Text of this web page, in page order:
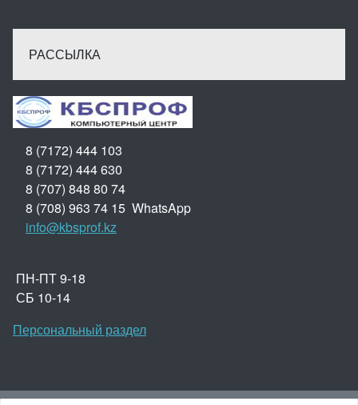
РАССЫЛКА
8 (7172) 444 103
8 (7172) 444 630
8 (707) 848 80 74
8 (708) 963 74 15 WhatsApp
info@kbsprof.kz
ПН-ПТ 9-18
СБ 10-14
Персональный раздел